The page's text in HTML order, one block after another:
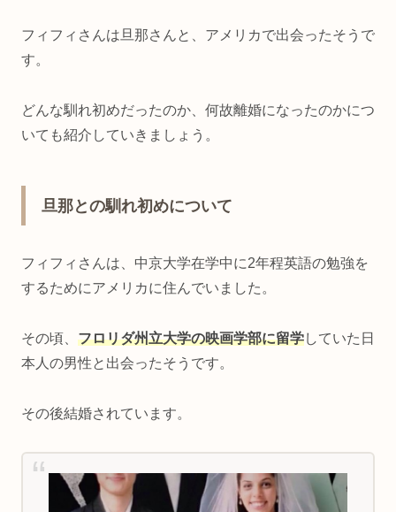
フィフィさんは旦那さんと、アメリカで出会ったそうで
す。
どんな馴れ初めだったのか、何故離婚になったのかにつ
いても紹介していきましょう。
旦那との馴れ初めについて
フィフィさんは、中京大学在学中に2年程英語の勉強を
するためにアメリカに住んでいました。
その頃、 フロリダ州立大学の映画学部に留学していた日
本人の男性と出会ったそうです。
その後結婚されています。